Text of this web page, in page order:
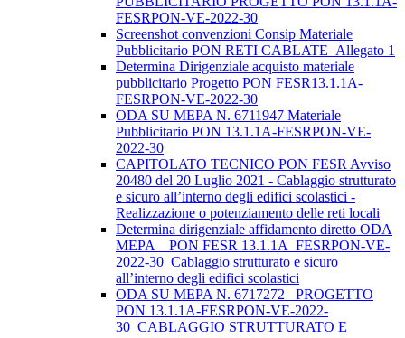
FESRPON-VE-2022-30
Screenshot convenzioni Consip Materiale
Pubblicitario PON RETI CABLATE_Allegato 1
Determina Dirigenziale acquisto materiale
pubblicitario Progetto PON FESR13.1.1A-
FESRPON-VE-2022-30
ODA SU MEPA N. 6711947 Materiale
Pubblicitario PON 13.1.1A-FESRPON-VE-
2022-30
CAPITOLATO TECNICO PON FESR Avviso
20480 del 20 Luglio 2021 - Cablaggio strutturato
e sicuro all’interno degli edifici scolastici -
Realizzazione o potenziamento delle reti locali
Determina dirigenziale affidamento diretto ODA
MEPA _ PON FESR 13.1.1A_FESRPON-VE-
2022-30_Cablaggio strutturato e sicuro
all’interno degli edifici scolastici
ODA SU MEPA N. 6717272_ PROGETTO
PON 13.1.1A-FESRPON-VE-2022-
30_CABLAGGIO STRUTTURATO E